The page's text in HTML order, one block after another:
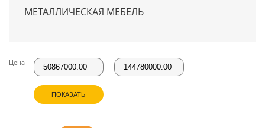
МЕТАЛЛИЧЕСКАЯ МЕБЕЛЬ
Цена
ПОКАЗАТЬ